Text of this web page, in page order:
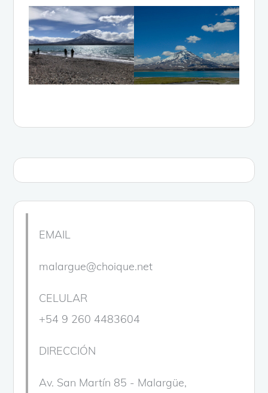
EMAIL
malargue@choique.net
CELULAR
+54 9 260 4483604
DIRECCIÓN
Av. San Martín 85 - Malargüe,